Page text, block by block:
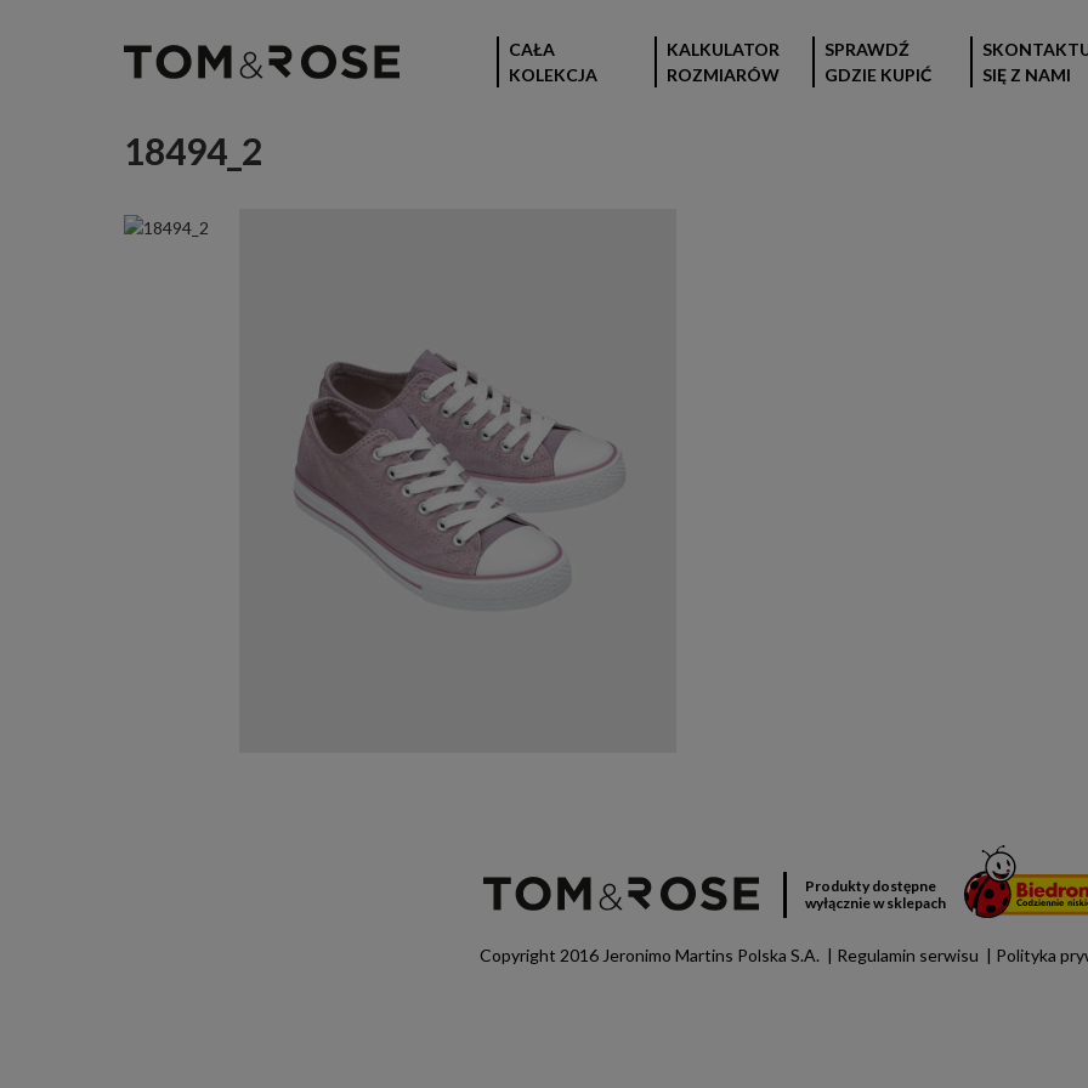
CAŁA
KOLEKCJA
KALKULATOR
ROZMIARÓW
SPRAWDŹ
GDZIE KUPIĆ
SIĘ Z NAMI
18494_2
Produkty dostępne
wyłącznie w sklepach
Copyright 2016 Jeronimo Martins Polska S.A. Regulamin serwisu Polityka